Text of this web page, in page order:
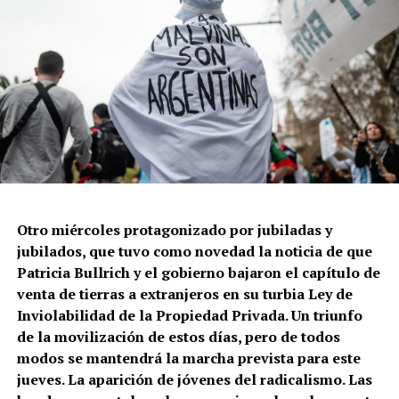
del Estado presente en estos años.
Foto: Juan Valeiro / lavaca.org
La historia puede haber comenzado antes, cuando un
grupo de amigos del barrio porteño de Villa Luro agarró
una sábana en un cuarto de hotel en Atlanta, Estados
Otro miércoles protagonizado por jubiladas y
jubilados, que tuvo como novedad la noticia de que
Patricia Bullrich y el gobierno bajaron el capítulo de
venta de tierras a extranjeros en su turbia Ley de
Inviolabilidad de la Propiedad Privada. Un triunfo
de la movilización de estos días, pero de todos
modos se mantendrá la marcha prevista para este
jueves. La aparición de jóvenes del radicalismo. Las